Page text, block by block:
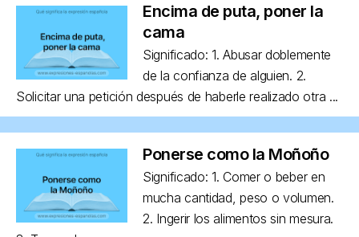
Encima de puta, poner la
cama
Significado: 1. Abusar doblemente
de la confianza de alguien. 2.
Solicitar una petición después de haberle realizado otra ...
Ponerse como la Moñoño
Significado: 1. Comer o beber en
mucha cantidad, peso o volumen.
2. Ingerir los alimentos sin mesura.